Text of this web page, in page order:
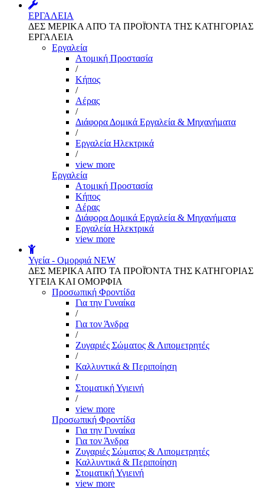
ΕΡΓΑΛΕΙΑ
ΔΕΣ ΜΕΡΙΚΑ ΑΠΌ ΤΑ ΠΡΟΪΌΝΤΑ ΤΗΣ ΚΑΤΗΓΟΡΙΑΣ
ΕΡΓΑΛΕΙΑ
Εργαλεία
Aτομική Προστασία
/
Kήπος
/
Αέρας
/
Διάφορα Δομικά Εργαλεία & Μηχανήματα
/
Εργαλεία Ηλεκτρικά
/
view more
Εργαλεία
Aτομική Προστασία
Kήπος
Αέρας
Διάφορα Δομικά Εργαλεία & Μηχανήματα
Εργαλεία Ηλεκτρικά
view more
Υγεία - Ομορφιά NEW
ΔΕΣ ΜΕΡΙΚΑ ΑΠΌ ΤΑ ΠΡΟΪΌΝΤΑ ΤΗΣ ΚΑΤΗΓΟΡΙΑΣ
ΥΓΕΙΑ ΚΑΙ ΟΜΟΡΦΙΑ
Προσωπική Φροντίδα
Για την Γυναίκα
/
Για τον Άνδρα
/
Ζυγαριές Σώματος & Λιπομετρητές
/
Καλλυντικά & Περιποίηση
/
Στοματική Υγιεινή
/
view more
Προσωπική Φροντίδα
Για την Γυναίκα
Για τον Άνδρα
Ζυγαριές Σώματος & Λιπομετρητές
Καλλυντικά & Περιποίηση
Στοματική Υγιεινή
view more